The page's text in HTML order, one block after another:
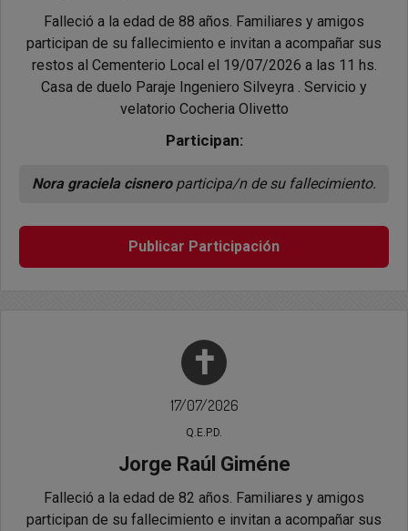
Falleció a la edad de 88 años. Familiares y amigos
participan de su fallecimiento e invitan a acompañar sus
restos al Cementerio Local el 19/07/2026 a las 11 hs.
Casa de duelo Paraje Ingeniero Silveyra . Servicio y
velatorio Cocheria Olivetto
Participan:
Nora graciela cisneroparticipa/n de su fallecimiento.
Publicar Participación
✝
17/07/2026
Q.E.P.D.
Jorge Raúl Giméne
Falleció a la edad de 82 años. Familiares y amigos
participan de su fallecimiento e invitan a acompañar sus